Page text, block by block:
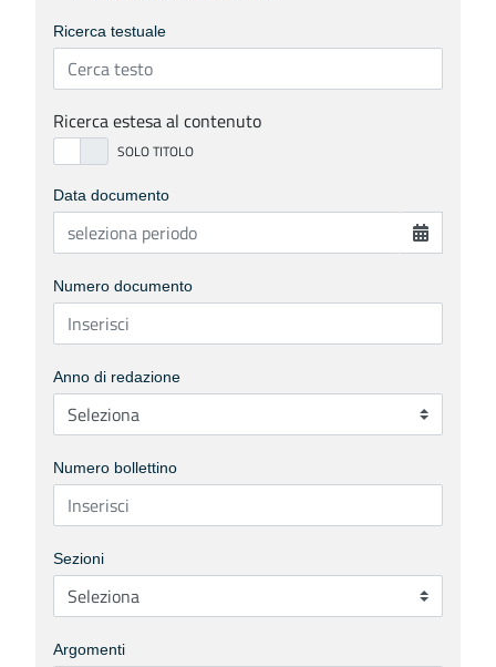
Ricerca testuale
Ricerca estesa al contenuto
Data documento
Numero documento
Anno di redazione
Numero bollettino
Sezioni
Argomenti